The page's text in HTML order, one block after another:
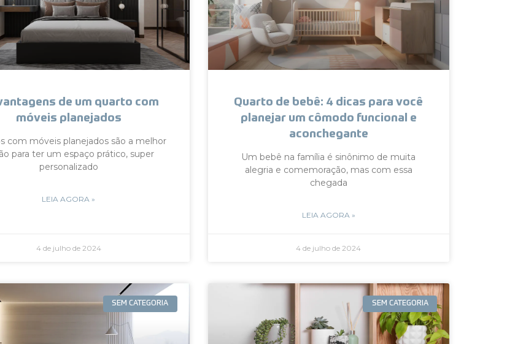
de um quarto com
móveis planejados
com móveis planejados são a melhor
para ter um espaço prático, super
personalizado
LEIA AGORA »
4 de julho de 2024
Quarto de bebê: 4 dicas para você
planejar um cômodo funcional e
aconchegante
Um bebê na família é sinônimo de muita
alegria e comemoração, mas com essa
chegada
LEIA AGORA »
4 de julho de 2024
SEM CATEGORIA SEM CATEGORIA